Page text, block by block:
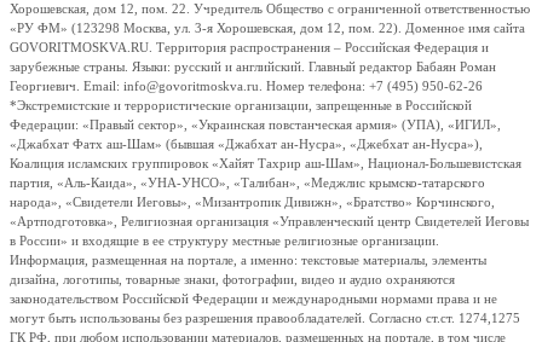
Хорошевская, дом 12, пом. 22. Учредитель Общество с ограниченной ответственностью
«РУ ФМ» (123298 Москва, ул. 3-я Хорошевская, дом 12, пом. 22). Доменное имя сайта
GOVORITMOSKVA.RU. Территория распространения – Российская Федерация и
зарубежные страны. Языки: русский и английский. Главный редактор Бабаян Роман
Георгиевич. Email: info@govoritmoskva.ru. Номер телефона: +7 (495) 950-62-26
*Экстремистские и террористические организации, запрещенные в Российской
Федерации: «Правый сектор», «Украинская повстанческая армия» (УПА), «ИГИЛ»,
«Джабхат Фатх аш-Шам» (бывшая «Джабхат ан-Нусра», «Джебхат ан-Нусра»),
Коалиция исламских группировок «Хайят Тахрир аш-Шам», Национал-Большевистская
партия, «Аль-Каида», «УНА-УНСО», «Талибан», «Меджлис крымско-татарского
народа», «Свидетели Иеговы», «Мизантропик Дивижн», «Братство» Корчинского,
«Артподготовка», Религиозная организация «Управленческий центр Свидетелей Иеговы
в России» и входящие в ее структуру местные религиозные организации.
Информация, размещенная на портале, а именно: текстовые материалы, элементы
дизайна, логотипы, товарные знаки, фотографии, видео и аудио охраняются
законодательством Российской Федерации и международными нормами права и не
могут быть использованы без разрешения правообладателей. Согласно ст.ст. 1274,1275
ГК РФ, при любом использовании материалов, размещенных на портале, в том числе